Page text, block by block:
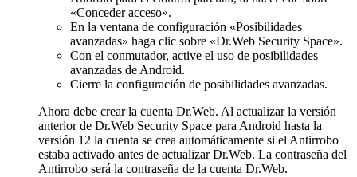
«Conceder acceso».
En la ventana de configuración «Posibilidades
avanzadas» haga clic sobre «Dr.Web Security Space».
Con el conmutador, active el uso de posibilidades
avanzadas de Android.
Cierre la configuración de posibilidades avanzadas.
Ahora debe crear la cuenta Dr.Web. Al actualizar la versión
anterior de Dr.Web Security Space para Android hasta la
versión 12 la cuenta se crea automáticamente si el Antirrobo
estaba activado antes de actualizar Dr.Web. La contraseña del
Antirrobo será la contraseña de la cuenta Dr.Web.